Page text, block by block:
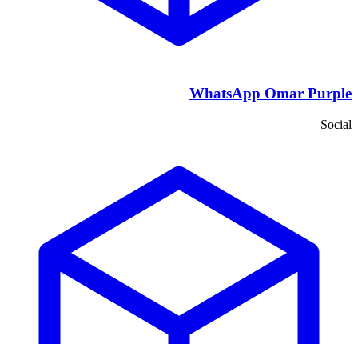
WhatsApp Omar Purple
Social